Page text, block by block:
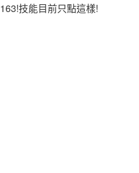
技能目前只點這樣!